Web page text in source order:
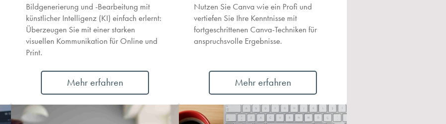
Bildgenerierung und -Bearbeitung mit
künstlicher Intelligenz (KI) einfach erlernt:
Überzeugen Sie mit einer starken
visuellen Kommunikation für Online und
Print.
Mehr erfahren
Nutzen Sie Canva wie ein Profi und
vertiefen Sie Ihre Kenntnisse mit
fortgeschrittenen Canva-Techniken für
anspruchsvolle Ergebnisse.
Mehr erfahren